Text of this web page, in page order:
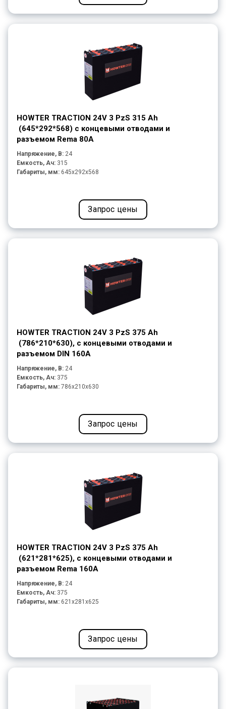
HOWTER TRACTION 24V 3 PzS 315 Ah
(645*292*568) с концевыми отводами и
разъемом Rema 80A
Напряжение, В: 24
Емкость, Ач: 315
Габариты, мм: 645x292x568
Запрос цены
HOWTER TRACTION 24V 3 PzS 375 Ah
(786*210*630), с концевыми отводами и
разъемом DIN 160A
Напряжение, В: 24
Емкость, Ач: 375
Габариты, мм: 786x210x630
Запрос цены
HOWTER TRACTION 24V 3 PzS 375 Ah
(621*281*625), с концевыми отводами и
разъемом Rema 160A
Напряжение, В: 24
Емкость, Ач: 375
Габариты, мм: 621x281x625
Запрос цены